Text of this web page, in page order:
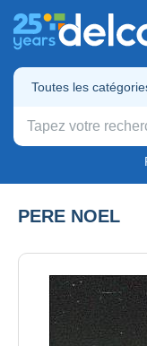
Toutes les
PERE NOEL